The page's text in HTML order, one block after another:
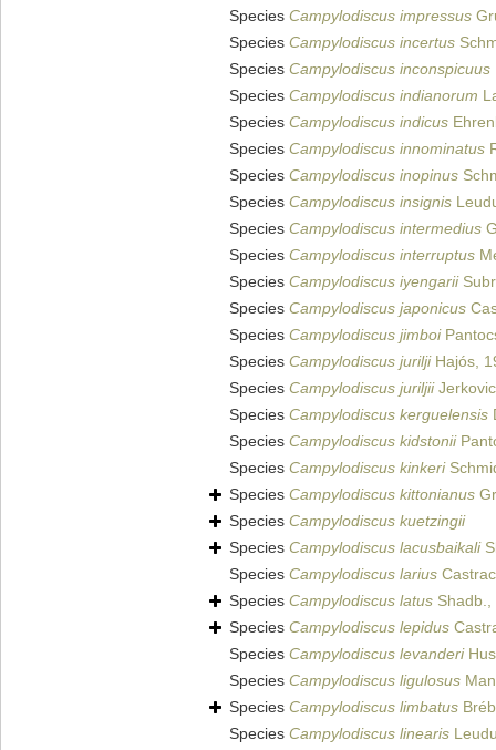
Species Campylodiscus impressus
Species Campylodiscus incertus
Species Campylodiscus inconspicuus
Species Campylodiscus indianorum
Species Campylodiscus indicus
Species Campylodiscus innominatus
Species Campylodiscus inopinus
Species Campylodiscus insignis
Species Campylodiscus intermedius
Species Campylodiscus interruptus
Species Campylodiscus iyengarii
Species Campylodiscus japonicus
Species Campylodiscus jimboi
Species Campylodiscus juriljiHajós,
Species Campylodiscus juriljii
Species Campylodiscus kerguelensis
Species Campylodiscus kidstonii
Species Campylodiscus kinkeri
Species Campylodiscus kittonianus
Species Campylodiscus kuetzingii
Species Campylodiscus lacusbaikali
Species Campylodiscus larius
Species Campylodiscus latus Shadb.,
Species Campylodiscus lepidus
Species Campylodiscus levanderi
Species Campylodiscus ligulosus
Species Campylodiscus limbatus
Species Campylodiscus linearis